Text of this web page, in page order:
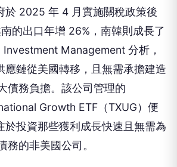
於 2025 年 4 月實施關稅政策後
的出口年增 26%，南韓則成長了
Investment Management 分析，
應鏈從美國轉移，且無需承擔建造
債務負擔。該公司管理的
Growth ETF（TXUG）便
於投資那些獲利成長快速且無需為
務的非美國公司。